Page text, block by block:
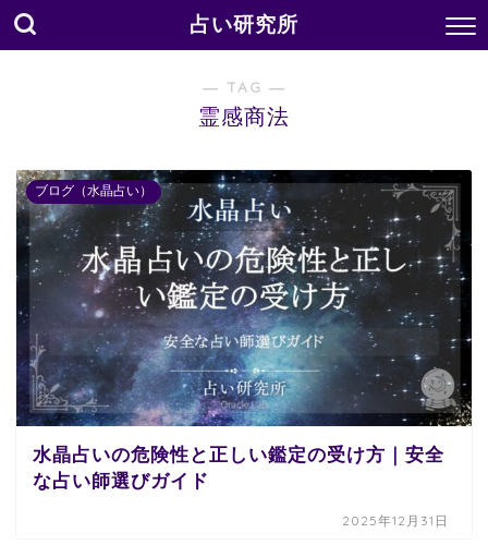
占い研究所
― TAG ―
霊感商法
ブログ（水晶占い）
水晶占いの危険性と正しい鑑定の受け方｜安全
な占い師選びガイド
2025年12月31日